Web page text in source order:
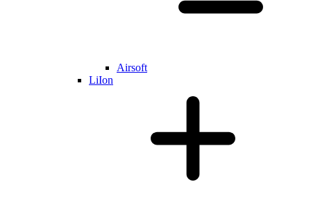
Airsoft
LiIon